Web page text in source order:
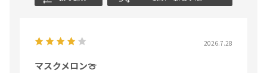
2026.7.28
マスクメロン🍈